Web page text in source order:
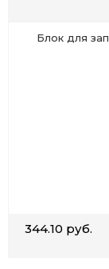
Блок для
344.10 руб.